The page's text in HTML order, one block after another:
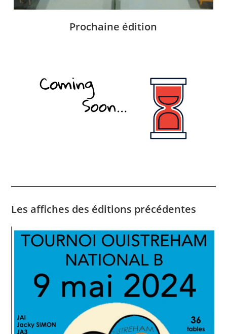
Prochaine édition
Les affiches des éditions précédentes